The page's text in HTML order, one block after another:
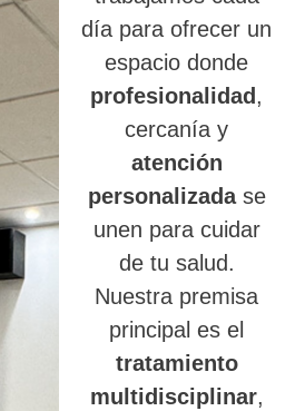
día para ofrecer un
espacio donde
profesionalidad ,
cercanía y
atención
personalizadase
unen para cuidar
de tu salud.
Nuestra premisa
principal es el
tratamiento
multidisciplinar,